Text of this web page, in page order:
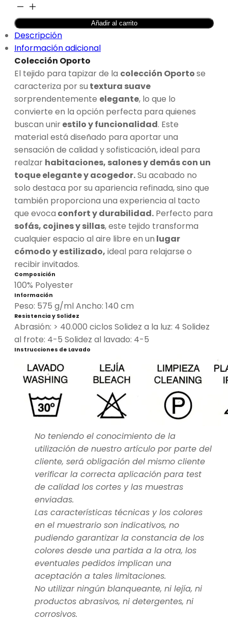
TELA
PARA
TAPIZAR
SOFÁ
OPORTO
COLOR
GRIS
cantidad
Añadir al carrito
Descripción
Información adicional
Colección Oporto
El tejido para tapizar de la colección Oportose
caracteriza por su textura suave
sorprendentemente elegante, lo que lo
convierte en la opción perfecta para quienes
buscan unirestilo y funcionalidad. Este
material está diseñado para aportar una
sensación de calidad y sofisticación, ideal para
realzar habitaciones, salones y demás con un
toque elegante y acogedor.Su acabado no
solo destaca por su apariencia refinada, sino que
también proporciona una experiencia al tacto
que evoca confort y durabilidad. Perfecto para
sofás, cojines y sillas, este tejido transforma
cualquier espacio al aire libre en un lugar
cómodo y estilizado, ideal para relajarse o
recibir invitados.
Composición
100% Polyester
Información
Peso: 575 g/ml Ancho: 140 cm
Resistencia y Solidez
Abrasión: > 40.000 ciclos Solidez a la luz: 4 Solidez
al frote: 4-5 Solidez al lavado: 4-5
Instrucciones de Lavado
No teniendo el conocimiento de la
utilización de nuestro artículo por parte del
cliente, será obligación del mismo cliente
verificar la correcta aplicación para test
de calidad los cortes y las muestras
enviadas.
Las características técnicas y los colores
en el muestrario son indicativos, no
pudiendo garantizar la constancia de los
colores desde una partida a la otra, los
eventuales pedidos implican una
aceptación a tales limitaciones.
No utilizar ningún blanqueante, ni lejía, ni
productos abrasivos, ni detergentes, ni
corrosivos.